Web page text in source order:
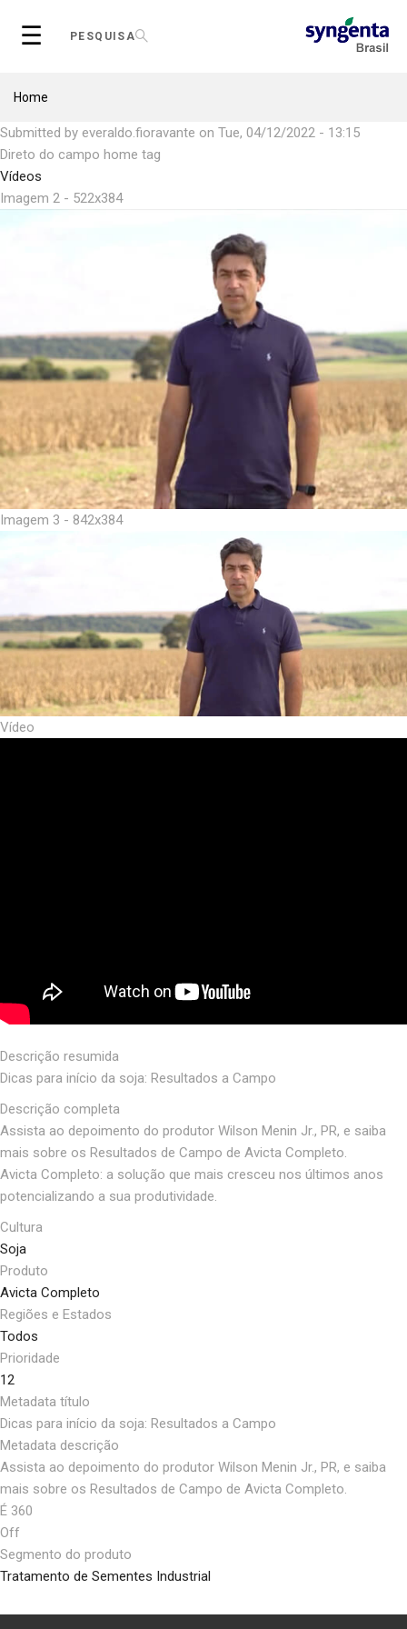
☰ PESQUISA
Breadcrumb
Home
Submitted by everaldo.fioravante on Tue, 04/12/2022 - 13:15
Direto do campo home tag
Vídeos
Imagem 2 - 522x384
Imagem 3 - 842x384
Vídeo
Descrição resumida
Dicas para início da soja: Resultados a Campo
Descrição completa
Assista ao depoimento do produtor Wilson Menin Jr., PR, e saiba
mais sobre os Resultados de Campo de Avicta Completo.
Avicta Completo: a solução que mais cresceu nos últimos anos
potencializando a sua produtividade.
Cultura
Soja
Produto
Avicta Completo
Regiões e Estados
Todos
Prioridade
12
Metadata título
Dicas para início da soja: Resultados a Campo
Metadata descrição
Assista ao depoimento do produtor Wilson Menin Jr., PR, e saiba
mais sobre os Resultados de Campo de Avicta Completo.
É 360
Off
Segmento do produto
Tratamento de Sementes Industrial